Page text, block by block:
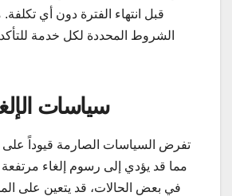
قبل انتهاء الفترة دون أي
الشروط المحددة لكل خدمة
سياسات
تفرض السياسات الصارمة قيوداً على
مما قد يؤدي إلى رسوم إلغاء
في بعض الحالات، قد يتعين على